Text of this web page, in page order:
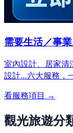
需要生活／事
室內設計、居家清
設計…六大服務，
看服務項目 →
觀光旅遊分